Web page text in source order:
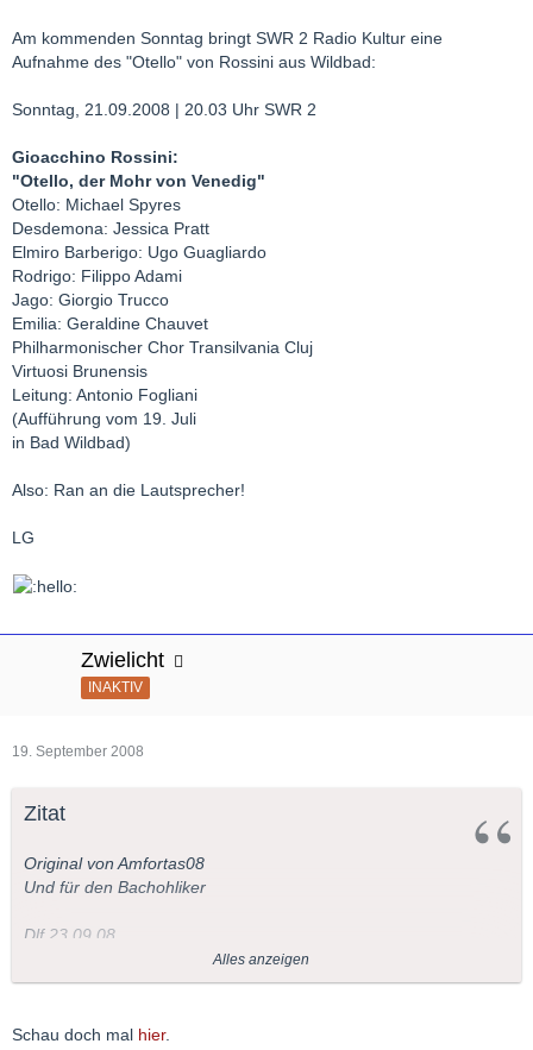
Am kommenden Sonntag bringt SWR 2 Radio Kultur eine
Aufnahme des "Otello" von Rossini aus Wildbad:
Sonntag, 21.09.2008 | 20.03 Uhr SWR 2
Gioacchino Rossini:
"Otello, der Mohr von Venedig"
Otello: Michael Spyres
Desdemona: Jessica Pratt
Elmiro Barberigo: Ugo Guagliardo
Rodrigo: Filippo Adami
Jago: Giorgio Trucco
Emilia: Geraldine Chauvet
Philharmonischer Chor Transilvania Cluj
Virtuosi Brunensis
Leitung: Antonio Fogliani
(Aufführung vom 19. Juli
in Bad Wildbad)
Also: Ran an die Lautsprecher!
LG
Zwielicht
INAKTIV
19. September 2008
Zitat
Original von Amfortas08
Und für den Bachohliker
Dlf 23.09.08
21:05 Uhr MusikforumForum Alte Musik Köln"Cembalissimo"
Alles anzeigen
Schau doch mal hier.